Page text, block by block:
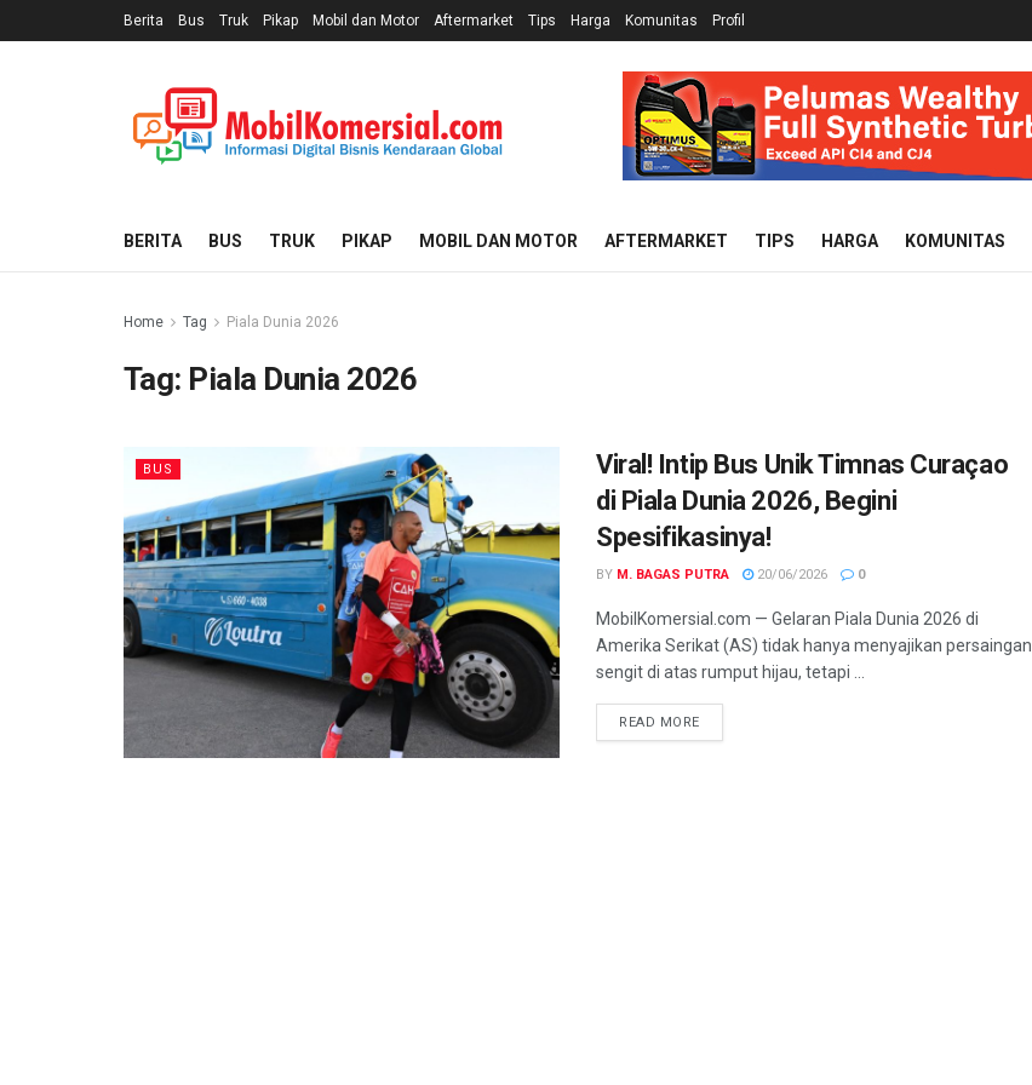
Berita Bus Truk Pikap Mobil dan Motor Aftermarket Tips Harga Komunitas Profil
BERITA BUS TRUK PIKAP MOBIL DAN MOTOR AFTERMARKET TIPS HARGA KOMUNITAS
Home Tag Piala Dunia 2026
Tag: Piala Dunia 2026
BUS
Viral! Intip Bus Unik Timnas Curaçao
di Piala Dunia 2026, Begini
Spesifikasinya!
BY M. BAGAS PUTRA 20/06/2026 0
MobilKomersial.com — Gelaran Piala Dunia 2026 di
Amerika Serikat (AS) tidak hanya menyajikan persaingan
sengit di atas rumput hijau, tetapi ...
READ MORE